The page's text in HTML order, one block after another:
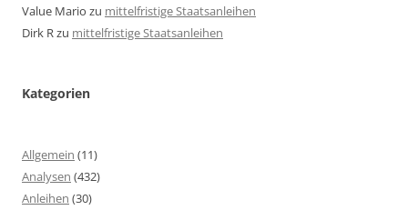
Value Mario zu mittelfristige Staatsanleihen
Dirk Rzu mittelfristige Staatsanleihen
Kategorien
Allgemein (11)
Analysen (432)
Anleihen (30)